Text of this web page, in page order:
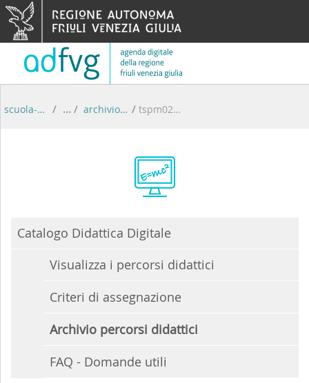
Skip to Content
scuola-digitale / archivio percorsi didattici / tspm02000t
Catalogo Didattica Digitale
Visualizza i percorsi didattici
Criteri di assegnazione
Archivio percorsi didattici
FAQ - Domande utili